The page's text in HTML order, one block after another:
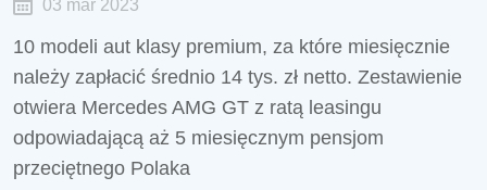
03 mar 2023
10 modeli aut klasy premium, za które miesięcznie
należy zapłacić średnio 14 tys. zł netto. Zestawienie
otwiera Mercedes AMG GT z ratą leasingu
odpowiadającą aż 5 miesięcznym pensjom
przeciętnego Polaka